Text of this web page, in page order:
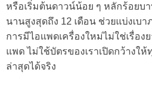
หรือเริ่มต้นดาวน์น้อย ๆ หลักร้อยบ
นานสูงสุดถึง 12 เดือน ช่วยแบ่งเบ
การมีไอแพดเครื่องใหม่ไม่ใช่เรื่อง
แพด ไม่ใช้บัตรของเราเปิดกว้างใ
ล่าสุดได้จริง